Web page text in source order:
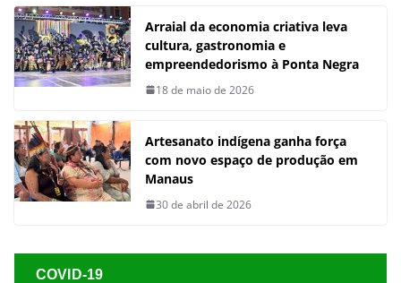
Arraial da economia criativa leva
cultura, gastronomia e
empreendedorismo à Ponta Negra
18 de maio de 2026
Artesanato indígena ganha força
com novo espaço de produção em
Manaus
30 de abril de 2026
COVID-19